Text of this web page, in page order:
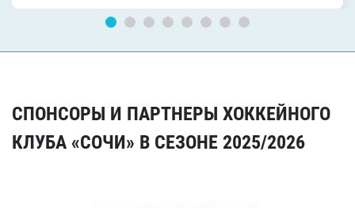
СПОНСОРЫ И ПАРТНЕРЫ ХОККЕЙНОГО
КЛУБА «СОЧИ» В СЕЗОНЕ 2025/2026